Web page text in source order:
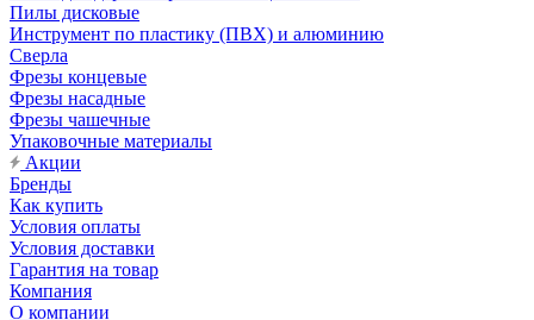
Пилы дисковые
Инструмент по пластику (ПВХ) и алюминию
Сверла
Фрезы концевые
Фрезы насадные
Фрезы чашечные
Упаковочные материалы
Акции
Бренды
Как купить
Условия оплаты
Условия доставки
Гарантия на товар
Компания
О компании